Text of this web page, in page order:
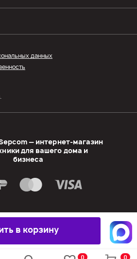
в корзину
— интернет-магазин
для вашего дома и
бизнеса
данных
0 0